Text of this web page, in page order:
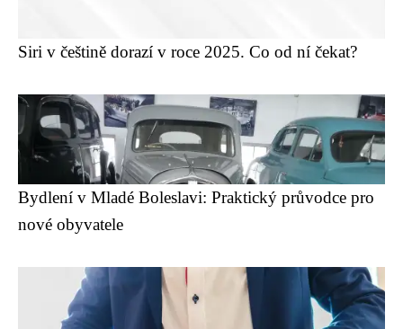
Siri v češtině dorazí v roce 2025. Co od ní čekat?
Bydlení v Mladé Boleslavi: Praktický průvodce pro
nové obyvatele